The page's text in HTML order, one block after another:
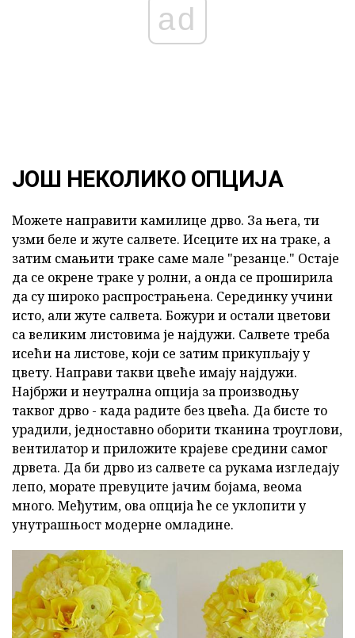
ad
ЈОШ НЕКОЛИКО ОПЦИЈА
Можете направити камилице дрво. За њега, ти
узми беле и жуте салвете. Исеците их на траке, а
затим смањити траке саме мале "резанце." Остаје
да се окрене траке у ролни, а онда се проширила
да су широко распрострањена. Серединку учини
исто, али жуте салвета. Божури и остали цветови
са великим листовима је најдужи. Салвете треба
исећи на листове, који се затим прикупљају у
цвету. Направи такви цвеће имају најдужи.
Најбржи и неутрална опција за производњу
таквог дрво - када радите без цвећа. Да бисте то
урадили, једноставно оборити тканина троуглови,
вентилатор и приложите крајеве средини самог
дрвета. Да би дрво из салвете са рукама изгледају
лепо, морате превуците јачим бојама, веома
много. Међутим, ова опција ће се уклопити у
унутрашњост модерне омладине.